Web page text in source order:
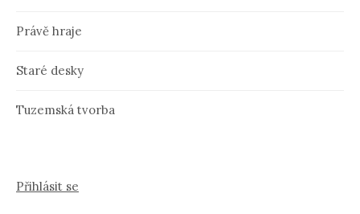
Právě hraje
Staré desky
Tuzemská tvorba
Přihlásit se